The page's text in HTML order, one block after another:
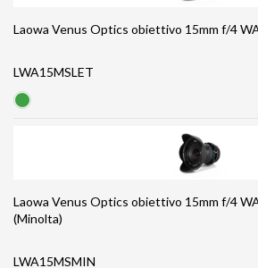
Laowa Venus Optics obiettivo 15mm f/4
LWA15MSLET
Laowa Venus Optics obiettivo 15mm f/4 WA 1X
(Minolta)
LWA15MSMIN